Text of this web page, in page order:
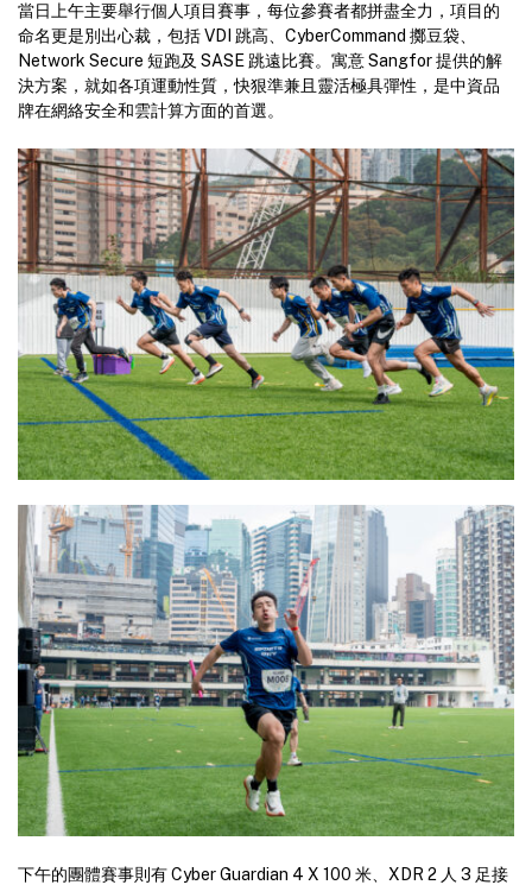
當日上午主要舉行個人項目賽事，每位參賽者都拼盡全力，項目的
命名更是別出心裁，包括 VDI 跳高、CyberCommand 擲豆袋、
Network Secure 短跑及 SASE 跳遠比賽。寓意 Sangfor 提供的解
決方案，就如各項運動性質，快狠準兼且靈活極具彈性，是中資品
牌在網絡安全和雲計算方面的首選。
下午的團體賽事則有 Cyber Guardian 4 X 100 米、XDR 2 人 3 足接